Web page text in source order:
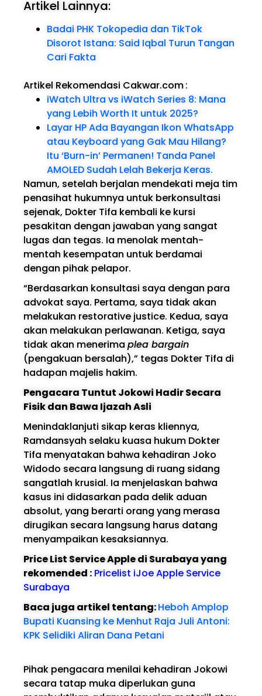
Artikel Lainnya:
Badai PHK Tokopedia dan TikTok
Disorot Istana: Said Iqbal Turun Tangan
Cari Fakta
Artikel Rekomendasi Cakwar.com:
iWatch Ultra vs iWatch Series 8: Mana
yang Lebih Worth It untuk 2025?
Layar HP Ada Bayangan Ikon WhatsApp
atau Keyboard yang Gak Mau Hilang?
Itu ‘Burn-in’ Permanen! Tanda Panel
AMOLED Sudah Lelah Bekerja Keras.
Namun, setelah berjalan mendekati meja tim
penasihat hukumnya untuk berkonsultasi
sejenak, Dokter Tifa kembali ke kursi
pesakitan dengan jawaban yang sangat
lugas dan tegas. Ia menolak mentah-
mentah kesempatan untuk berdamai
dengan pihak pelapor.
“Berdasarkan konsultasi saya dengan para
advokat saya. Pertama, saya tidak akan
melakukan restorative justice. Kedua, saya
akan melakukan perlawanan. Ketiga, saya
tidak akan menerima plea bargain
(pengakuan bersalah),” tegas Dokter Tifa di
hadapan majelis hakim.
Pengacara Tuntut Jokowi Hadir Secara
Fisik dan Bawa Ijazah Asli
Menindaklanjuti sikap keras kliennya,
Ramdansyah selaku kuasa hukum Dokter
Tifa menyatakan bahwa kehadiran Joko
Widodo secara langsung di ruang sidang
sangatlah krusial. Ia menjelaskan bahwa
kasus ini didasarkan pada delik aduan
absolut, yang berarti orang yang merasa
dirugikan secara langsung harus datang
menyampaikan kesaksiannya.
Price List Service Apple di Surabaya yang
rekomended : Pricelist iJoe Apple Service
Surabaya
Baca juga artikel tentang:Heboh Amplop
Bupati Kuansing ke Menhut Raja Juli Antoni:
KPK Selidiki Aliran Dana Petani
Pihak pengacara menilai kehadiran Jokowi
secara tatap muka diperlukan guna